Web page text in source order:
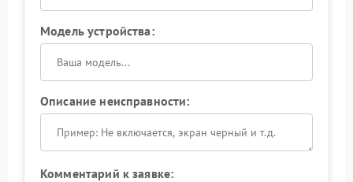
Модель устройства:
Описание неисправности:
Комментарий к заявке: